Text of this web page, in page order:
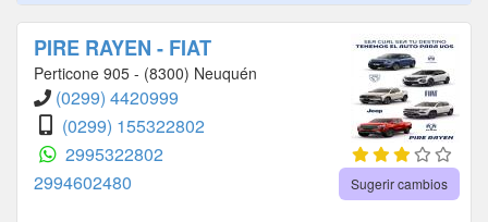
PIRE RAYEN - FIAT
Perticone 905 - (8300) Neuquén
(0299) 4420999
(0299) 155322802
2995322802
2994602480
Sugerir cambios